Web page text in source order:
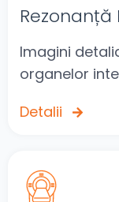
Imagini
organelor
Detalii